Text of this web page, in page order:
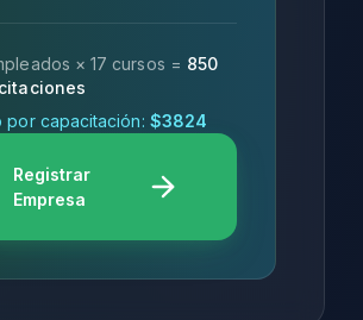
×17 cursos = 850
por capacitación: $3824
Registrar
Empresa